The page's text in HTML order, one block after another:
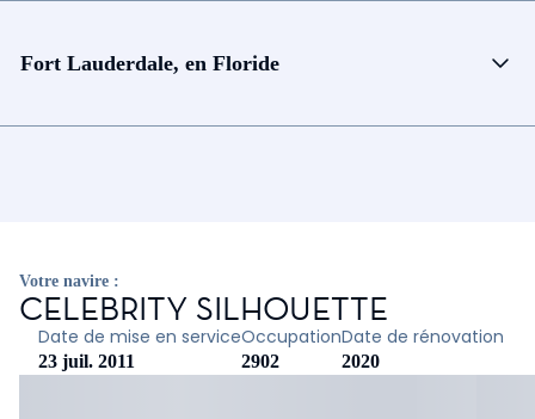
Fort Lauderdale, en Floride
Votre navire :
CELEBRITY SILHOUETTE
Date de mise en service
23 juil. 2011
Occupation
2902
Date de rénovation
2020